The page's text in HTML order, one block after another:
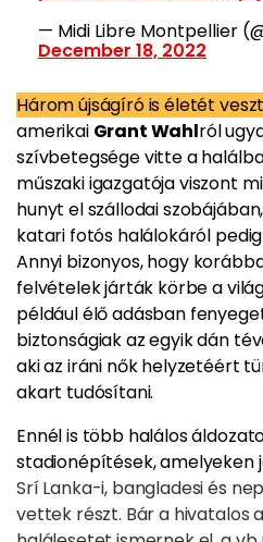
— Midi Libre Montpellier
December 18, 2022
Három újságíró is életét
amerikai Grant Wahlról
szívbetegsége vitte a
műszaki igazgatója viszont
hunyt el szállodai szobájában,
katari fotós halálokáról
Annyi bizonyos, hogy
felvételek járták körbe a
például élő adásban
biztonságiak az egyik dán
aki az iráni nők helyzetéért
akart tudósítani.
Ennél is több halálos
stadionépítések,
Srí Lanka-i, bangladesi és
vettek részt. Bár a hivatalos